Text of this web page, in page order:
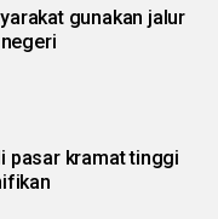
gunakan jalur
pasar kramat tinggi